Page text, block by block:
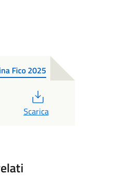
Fico 2025
Scarica